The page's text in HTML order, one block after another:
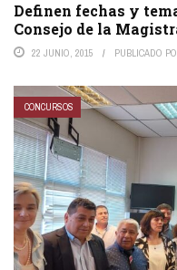
Definen fechas y
Consejo de la
22 JUNIO, 2015 PUBLICADO
CONCURSOS